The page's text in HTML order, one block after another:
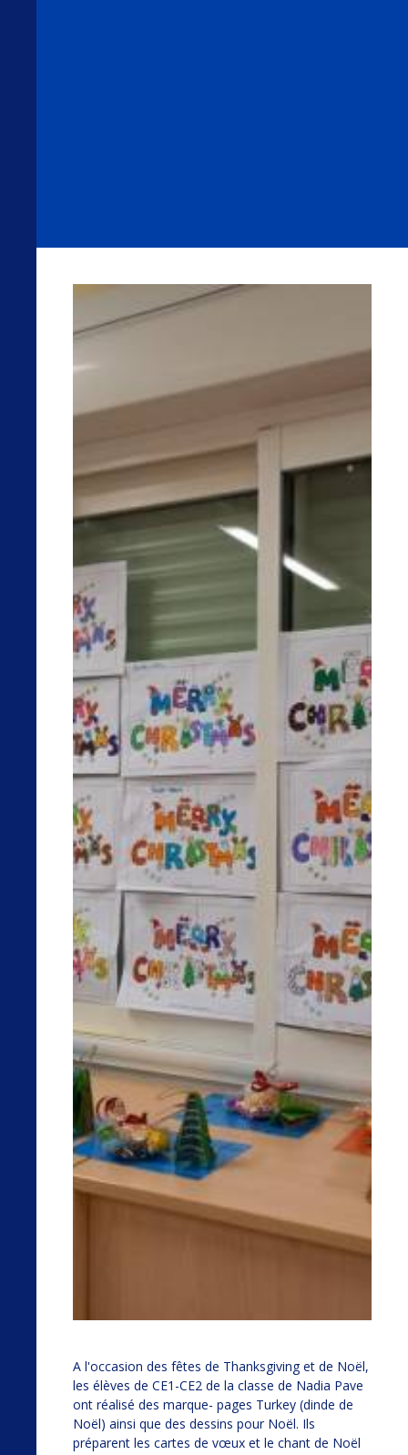
A l'occasion des fêtes de Thanksgiving et de Noël,
les élèves de CE1-CE2 de la classe de Nadia Pave
ont réalisé des marque- pages Turkey (dinde de
Noël) ainsi que des dessins pour Noël. Ils
préparent les cartes de vœux et le chant de Noël